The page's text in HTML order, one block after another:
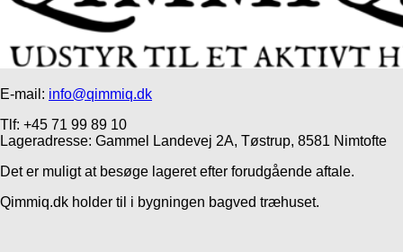
E-mail: info@qimmiq.dk
Tlf: +45 71 99 89 10
Lageradresse: Gammel Landevej 2A, Tøstrup, 8581 Nimtofte
Det er muligt at besøge lageret efter forudgående aftale.
Qimmiq.dk holder til i bygningen bagved træhuset.